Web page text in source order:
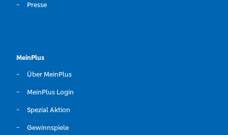
Presse
MeinPlus
Über MeinPlus
MeinPlus Login
Spezial Aktion
Gewinnspiele